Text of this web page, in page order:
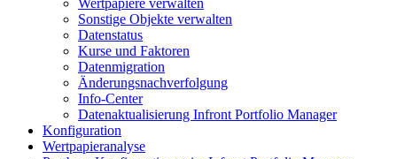
Wertpapiere verwalten
Sonstige Objekte verwalten
Datenstatus
Kurse und Faktoren
Datenmigration
Änderungsnachverfolgung
Info-Center
Datenaktualisierung Infront Portfolio Manager
Konfiguration
Wertpapieranalyse